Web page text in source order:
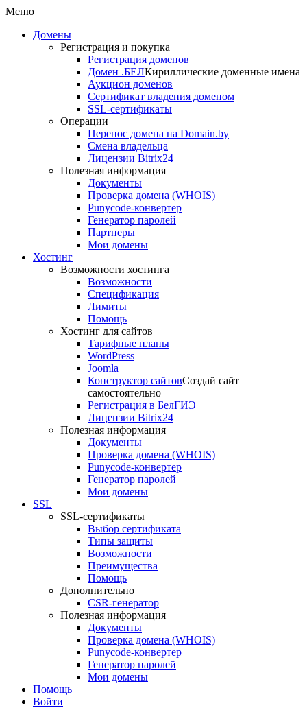
Меню
Домены
Регистрация и покупка
Регистрация доменов
Домен .БЕЛКириллические доменные имена
Аукцион доменов
Сертификат владения доменом
SSL-сертификаты
Операции
Перенос домена на Domain.by
Смена владельца
Лицензии Bitrix24
Полезная информация
Документы
Проверка домена (WHOIS)
Punycode-конвертер
Генератор паролей
Партнеры
Мои домены
Хостинг
Возможности хостинга
Возможности
Спецификация
Лимиты
Помощь
Хостинг для сайтов
Тарифные планы
WordPress
Joomla
Конструктор сайтовСоздай сайт
самостоятельно
Регистрация в БелГИЭ
Лицензии Bitrix24
Полезная информация
Документы
Проверка домена (WHOIS)
Punycode-конвертер
Генератор паролей
Мои домены
SSL
SSL-сертификаты
Выбор сертификата
Типы защиты
Возможности
Преимущества
Помощь
Дополнительно
CSR-генератор
Полезная информация
Документы
Проверка домена (WHOIS)
Punycode-конвертер
Генератор паролей
Мои домены
Помощь
Войти